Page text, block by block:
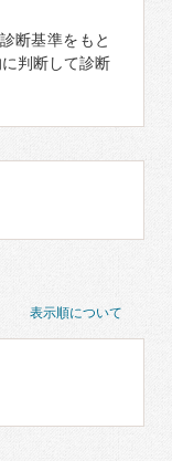
断基準をもと
判断して診断
表示順について